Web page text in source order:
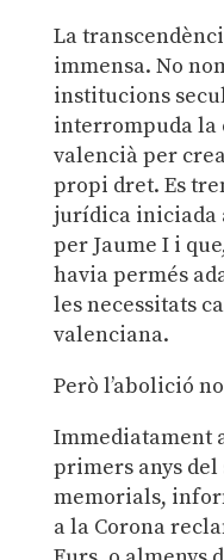
La
immensa. No
institucions
interrompuda la
valencià per
propi dret. Es
jurídica iniciada
per Jaume I i
havia permés
les necessitats
valenciana.
Però l’abolició
Immediatament
primers anys
memorials,
a la Corona